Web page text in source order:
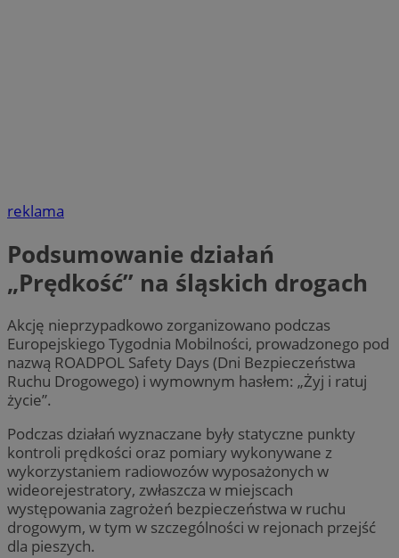
reklama
Podsumowanie działań
„Prędkość” na śląskich drogach
Akcję nieprzypadkowo zorganizowano podczas
Europejskiego Tygodnia Mobilności, prowadzonego pod
nazwą ROADPOL Safety Days (Dni Bezpieczeństwa
Ruchu Drogowego) i wymownym hasłem: „Żyj i ratuj
życie”.
Podczas działań wyznaczane były statyczne punkty
kontroli prędkości oraz pomiary wykonywane z
wykorzystaniem radiowozów wyposażonych w
wideorejestratory, zwłaszcza w miejscach
występowania zagrożeń bezpieczeństwa w ruchu
drogowym, w tym w szczególności w rejonach przejść
dla pieszych.